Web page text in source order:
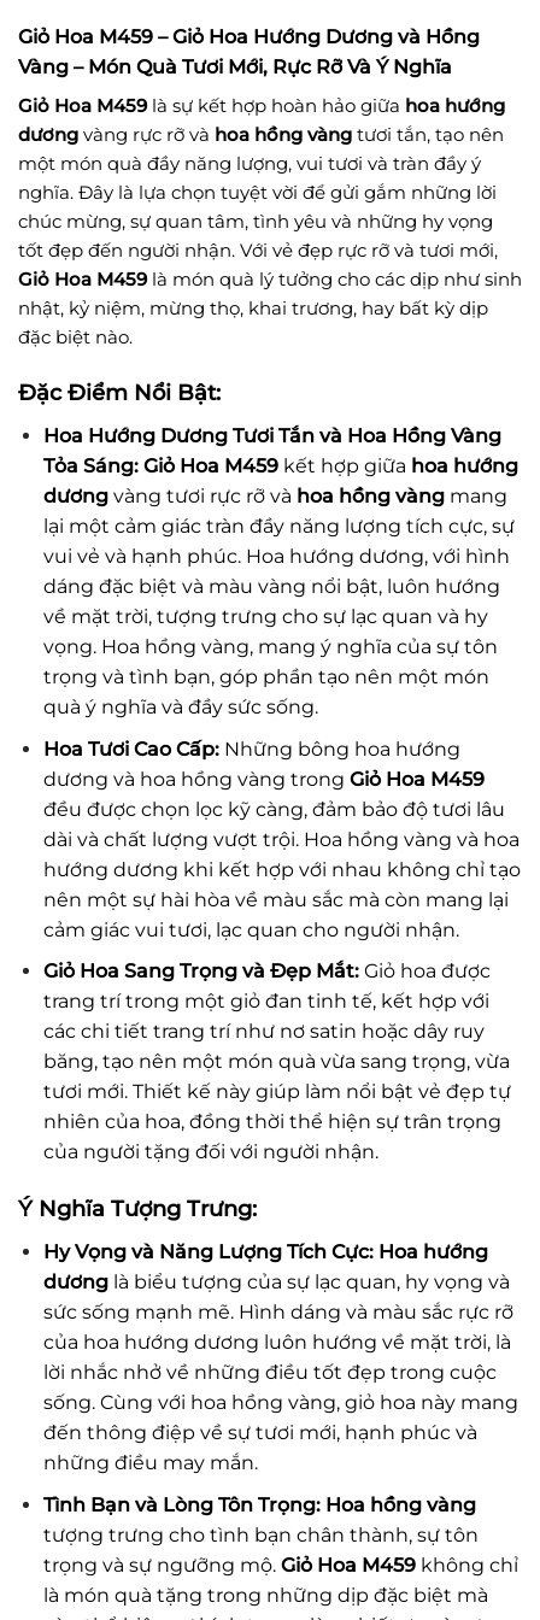
Giỏ Hoa M459 – Giỏ Hoa Hướng Dương và Hồng
Vàng – Món Quà Tươi Mới, Rực Rỡ Và Ý Nghĩa
Giỏ Hoa M459là sự kết hợp hoàn hảo giữa hoa hướng
dương vàng rực rỡ và hoa hồng vàng tươi tắn, tạo nên
một món quà đầy năng lượng, vui tươi và tràn đầy ý
nghĩa. Đây là lựa chọn tuyệt vời để gửi gắm những lời
chúc mừng, sự quan tâm, tình yêu và những hy vọng
tốt đẹp đến người nhận. Với vẻ đẹp rực rỡ và tươi mới,
Giỏ Hoa M459là món quà lý tưởng cho các dịp như sinh
nhật, kỷ niệm, mừng thọ, khai trương, hay bất kỳ dịp
đặc biệt nào.
Đặc Điểm Nổi Bật:
Hoa Hướng Dương Tươi Tắn và Hoa Hồng Vàng
Tỏa Sáng: Giỏ Hoa M459kết hợp giữa hoa hướng
dươngvàng tươi rực rỡ và hoa hồng vàngmang
lại một cảm giác tràn đầy năng lượng tích cực, sự
vui vẻ và hạnh phúc. Hoa hướng dương, với hình
dáng đặc biệt và màu vàng nổi bật, luôn hướng
về mặt trời, tượng trưng cho sự lạc quan và hy
vọng. Hoa hồng vàng, mang ý nghĩa của sự tôn
trọng và tình bạn, góp phần tạo nên một món
quà ý nghĩa và đầy sức sống.
Hoa Tươi Cao Cấp:Những bông hoa hướng
dương và hoa hồng vàng trong Giỏ Hoa M459
đều được chọn lọc kỹ càng, đảm bảo độ tươi lâu
dài và chất lượng vượt trội. Hoa hồng vàng và hoa
hướng dương khi kết hợp với nhau không chỉ tạo
nên một sự hài hòa về màu sắc mà còn mang lại
cảm giác vui tươi, lạc quan cho người nhận.
Giỏ Hoa Sang Trọng và Đẹp Mắt:Giỏ hoa được
trang trí trong một giỏ đan tinh tế, kết hợp với
các chi tiết trang trí như nơ satin hoặc dây ruy
băng, tạo nên một món quà vừa sang trọng, vừa
tươi mới. Thiết kế này giúp làm nổi bật vẻ đẹp tự
nhiên của hoa, đồng thời thể hiện sự trân trọng
của người tặng đối với người nhận.
Ý Nghĩa Tượng Trưng:
Hy Vọng và Năng Lượng Tích Cực: Hoa hướng
dươnglà biểu tượng của sự lạc quan, hy vọng và
sức sống mạnh mẽ. Hình dáng và màu sắc rực rỡ
của hoa hướng dương luôn hướng về mặt trời, là
lời nhắc nhở về những điều tốt đẹp trong cuộc
sống. Cùng với hoa hồng vàng, giỏ hoa này mang
đến thông điệp về sự tươi mới, hạnh phúc và
những điều may mắn.
Tình Bạn và Lòng Tôn Trọng: Hoa hồng vàng
tượng trưng cho tình bạn chân thành, sự tôn
trọng và sự ngưỡng mộ. Giỏ Hoa M459không chỉ
là món quà tặng trong những dịp đặc biệt mà